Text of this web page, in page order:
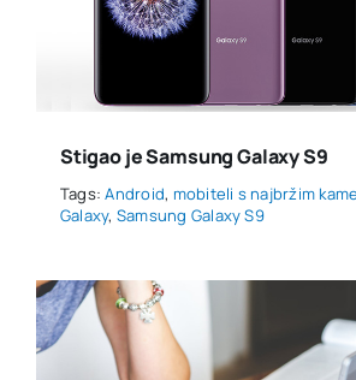
Stigao je Samsung Galaxy S9
Tags:Android, mobiteli s najbržim
Galaxy, Samsung Galaxy S9